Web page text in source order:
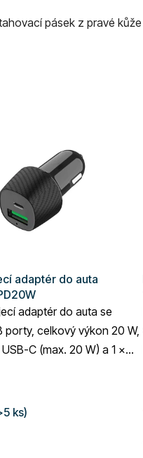
pásek z pravé kůže
adaptér do auta
adaptér do auta se
porty, celkový výkon 20 W,
C (max. 20 W) a 1 ×
ks)